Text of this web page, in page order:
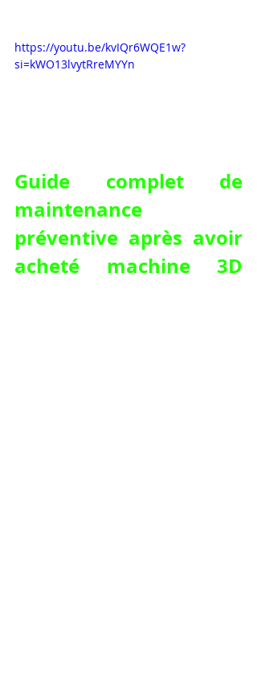
https://youtu.be/kvIQr6WQE1w?
si=kWO13lvytRreMYYn
Guide complet de
maintenance
préventive après avoir
acheté machine 3D